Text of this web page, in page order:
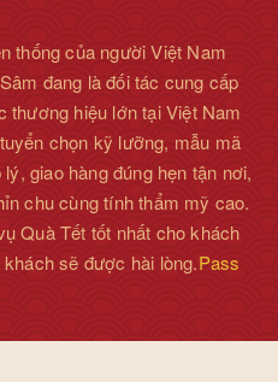
thống của người Việt Nam
đang là đối tác cung cấp
thương hiệu lớn tại Việt Nam
chọn kỹ lưỡng, mẫu mã
giao hàng đúng hẹn tận nơi,
chu cùng tính thẩm mỹ cao.
Quà Tết tốt nhất cho khách
sẽ được hài lòng.Pass